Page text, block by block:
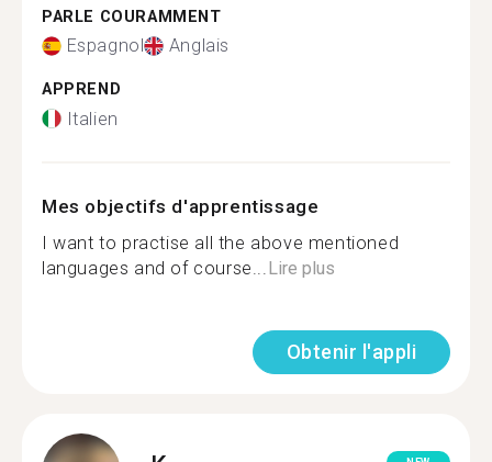
PARLE COURAMMENT
Espagnol Anglais
APPREND
Italien
Mes objectifs d'apprentissage
I want to practise all the above mentioned
languages and of course... Lire plus
Obtenir l'appli